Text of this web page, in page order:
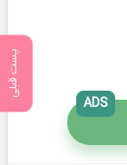
پست قبلی
ADS